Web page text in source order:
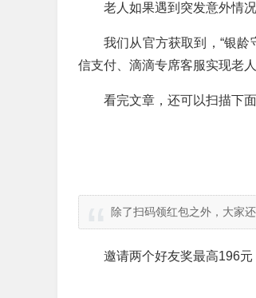
老人如果遇到突发意外情
我们从官方获取到，“银
信支付、滴滴专席客服实现老
看完文章，还可以扫描下
除了扫码领红包之外，大家
邀请两个好友奖最高196元